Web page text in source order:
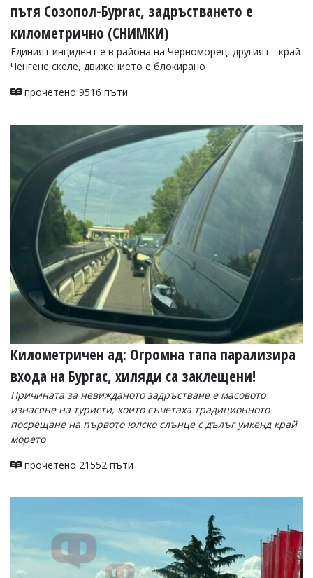
пътя Созопол-Бургас, задръстването е
километрично (СНИМКИ)
Единият инцидент е в района на Черноморец, другият - край
Ченгене скеле, движението е блокирано
прочетено 9516 пъти
Километричен ад: Огромна тапа парализира
входа на Бургас, хиляди са заклещени!
Причината за невижданото задръстване е масовото
изнасяне на туристи, които съчетаха традиционното
посрещане на първото юлско слънце с дълъг уикенд край
морето
прочетено 21552 пъти